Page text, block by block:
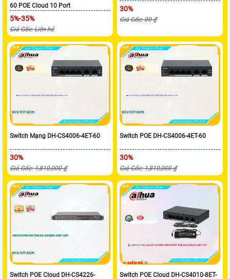
60 POE Cloud 10 Port
5%-35%
Giá Gốc: Liên hệ
30%
Giá Gốc: 00 ₫
Switch Mạng DH-CS4006-4ET-60
30%
Giá Gốc: 1,810,000 ₫
Switch POE DH-CS4006-4ET-60
30%
Giá Gốc: 1,810,000 ₫
Switch POE Cloud DH-CS4226-
Switch POE Cloud DH-CS4010-8ET-